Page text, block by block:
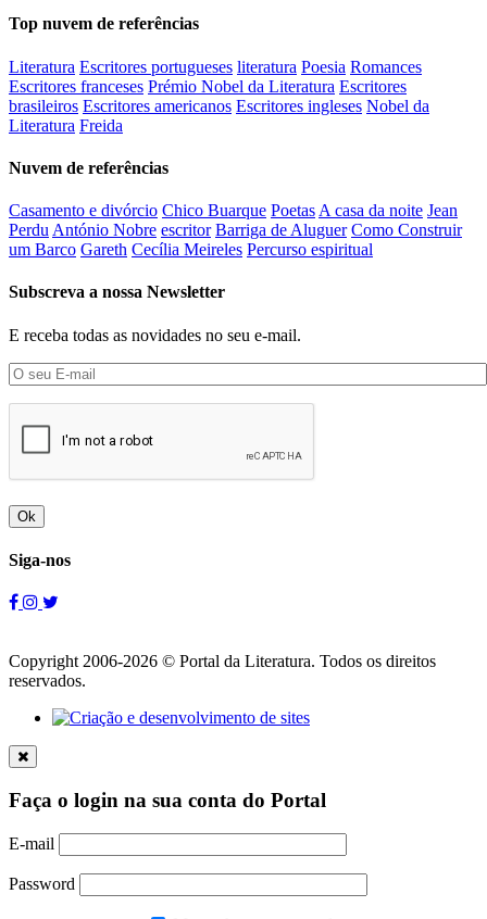
Top nuvem de referências
Literatura Escritores portugueses literatura Poesia Romances
Escritores franceses Prémio Nobel da Literatura Escritores
brasileiros Escritores americanos Escritores ingleses Nobel da
Literatura Freida
Nuvem de referências
Casamento e divórcio Chico Buarque Poetas A casa da noite Jean
Perdu António Nobre escritor Barriga de Aluguer Como Construir
um Barco Gareth Cecília Meireles Percurso espiritual
Subscreva a nossa Newsletter
E receba todas as novidades no seu e-mail.
Ok
Siga-nos
Copyright 2006-2026 © Portal da Literatura. Todos os direitos
reservados.
Faça o login na sua conta do Portal
E-mail
Password